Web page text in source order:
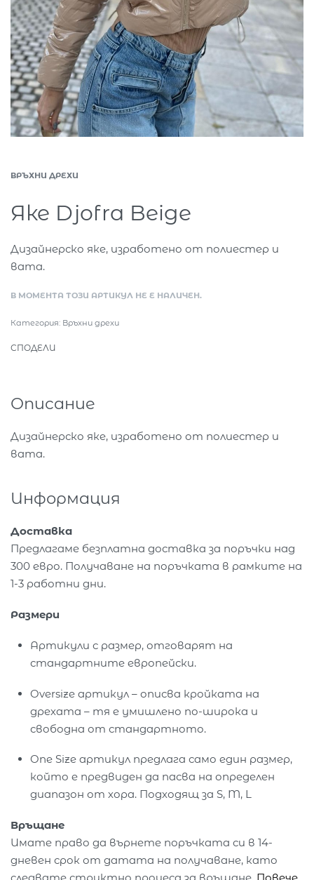
ВРЪХНИ ДРЕХИ
Яке Djofra Beige
Дизайнерско яке, изработено от полиестер и
вата.
В МОМЕНТА ТОЗИ АРТИКУЛ НЕ Е НАЛИЧЕН.
Категория: Връхни дрехи
СПОДЕЛИ
Описание
Дизайнерско яке, изработено от полиестер и
вата.
Информация
Доставка
Предлагаме безплатна доставка за поръчки над
300 евро. Получаване на поръчката в рамките на
1-3 работни дни.
Размери
Артикули с размер, отговарят на
стандартните европейски.
Oversize артикул – описва кройката на
дрехата – тя е умишлено по-широка и
свободна от стандартното.
One Size артикул предлага само един размер,
който е предвиден да пасва на определен
диапазон от хора. Подходящ за S, M, L
Връщане
Имате право да върнете поръчката си в 14-
дневен срок от датата на получаване, като